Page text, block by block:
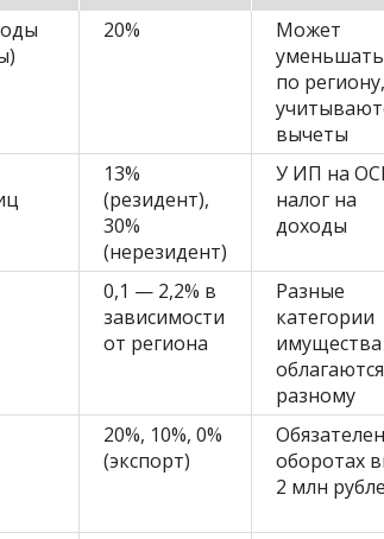
20%
Может
по региону,
вычеты
13%
(резидент),
30%
(нерезидент)
У ИП на
налог на
доходы
0,1 — 2,2% в
зависимости
от региона
Разные
категории
имущества
разному
20%, 10%, 0%
(экспорт)
оборотах
2 млн